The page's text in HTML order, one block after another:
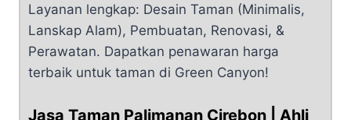
Layanan lengkap: Desain Taman (Minimalis,
Lanskap Alam), Pembuatan, Renovasi, &
Perawatan. Dapatkan penawaran harga
terbaik untuk taman di Green Canyon!
Jasa Taman Palimanan Cirebon | Ahli